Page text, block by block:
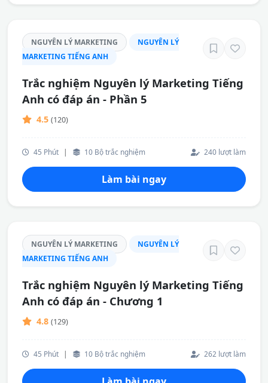
NGUYÊN LÝ MARKETING
NGUYÊN LÝ
MARKETING TIẾNG ANH
Trắc nghiệm Nguyên lý Marketing Tiếng
Anh có đáp án - Phần 5
4.5 (120)
45 Phút | 10 Bộ trắc nghiệm 240 lượt làm
Làm bài ngay
NGUYÊN LÝ MARKETING
NGUYÊN LÝ
MARKETING TIẾNG ANH
Trắc nghiệm Nguyên lý Marketing Tiếng
Anh có đáp án - Chương 1
4.8 (129)
45 Phút | 10 Bộ trắc nghiệm 262 lượt làm